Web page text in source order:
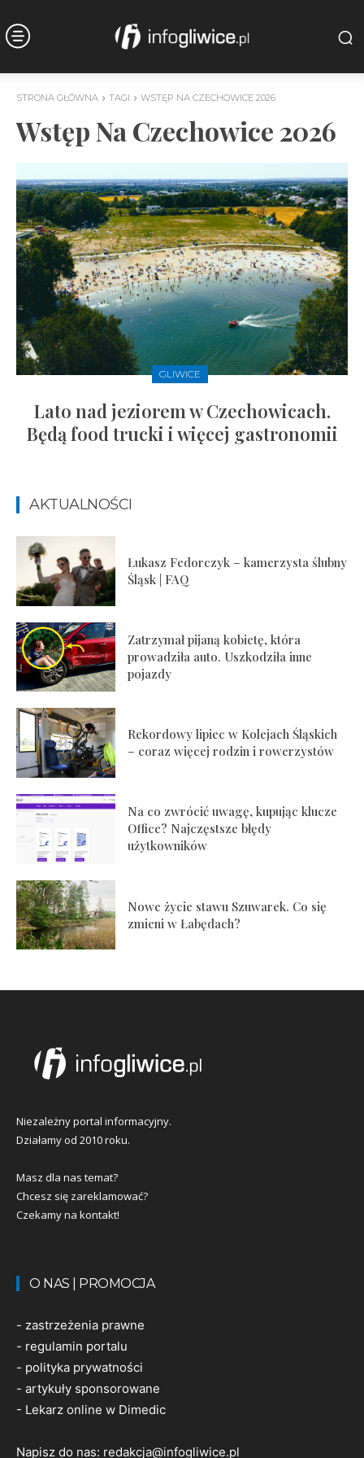
STRONA GŁÓWNA TAGI WSTĘP NA CZECHOWICE 2026
Wstęp Na Czechowice 2026
GLIWICE
Lato nad jeziorem w Czechowicach.
Będą food trucki i więcej gastronomii
AKTUALNOŚCI
Łukasz Fedorczyk – kamerzysta ślubny
Śląsk | FAQ
Zatrzymał pijaną kobietę, która
prowadziła auto. Uszkodziła inne
pojazdy
Rekordowy lipiec w Kolejach Śląskich
– coraz więcej rodzin i rowerzystów
Na co zwrócić uwagę, kupując klucze
Office? Najczęstsze błędy
użytkowników
Nowe życie stawu Szuwarek. Co się
zmieni w Łabędach?
Niezależny portal informacyjny.
Działamy od 2010 roku.
Masz dla nas temat?
Chcesz się zareklamować?
Czekamy na kontakt!
O NAS | PROMOCJA
- zastrzeżenia prawne
- regulamin portalu
- polityka prywatności
- artykuły sponsorowane
- Lekarz online w Dimedic
Napisz do nas: redakcja@infogliwice.pl